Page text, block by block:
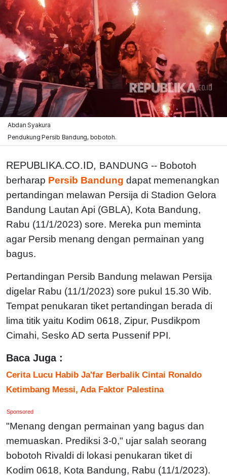
Abdan Syakura
Pendukung Persib Bandung, bobotoh.
REPUBLIKA.CO.ID, BANDUNG -- Bobotoh
berharap Persib Bandung dapat memenangkan
pertandingan melawan Persija di Stadion Gelora
Bandung Lautan Api (GBLA), Kota Bandung,
Rabu (11/1/2023) sore. Mereka pun meminta
agar Persib menang dengan permainan yang
bagus.
Pertandingan Persib Bandung melawan Persija
digelar Rabu (11/1/2023) sore pukul 15.30 Wib.
Tempat penukaran tiket pertandingan berada di
lima titik yaitu Kodim 0618, Zipur, Pusdikpom
Cimahi, Sesko AD serta Pussenif PPI.
Baca Juga :
Cerita Lucu Habib Ja'far Berbalik Cintai Ronaldo
Ketimbang Messi, Ada Faktor Palestina
Sponsored
"Menang dengan permainan yang bagus dan
memuaskan. Prediksi 3-0," ujar salah seorang
bobotoh Rivaldi di lokasi penukaran tiket di
Kodim 0618, Kota Bandung, Rabu (11/1/2023).